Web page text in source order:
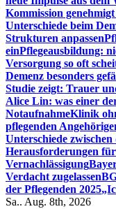
Kommission
Unterschiede beim
Strukturen anpassen
einPflegeausbildung:
Versorgung so oft
Demenz besonders
Studie zeigt: Trauer
Alice Lin: was einer
NotaufnahmeKlinik
pflegenden
Unterschiede zwischen
Herausforderungen
Vernachlässigung
Verdacht zugelassen
der Pflegenden 2025
Sa.. Aug. 8th, 2026